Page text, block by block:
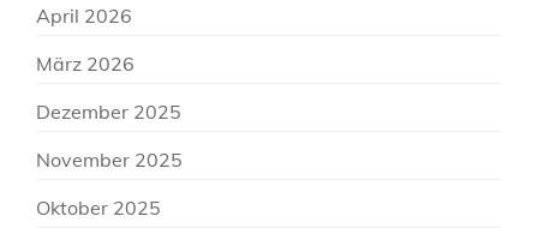
April 2026
März 2026
Dezember 2025
November 2025
Oktober 2025